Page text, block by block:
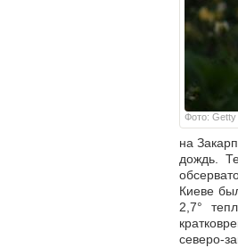
Фото: Getty
на
дождь.
Киеве
2,7°
северо-